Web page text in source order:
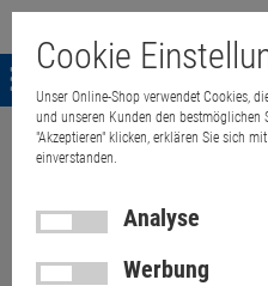
Menü
Weiter einkaufen
McAfee
Cookie
Unser Online-Shop verwendet Cookies,
und unseren Kunden den bestmöglichen
"Akzeptieren" klicken, erklären Sie sich
einverstanden.
Analyse
Werbung